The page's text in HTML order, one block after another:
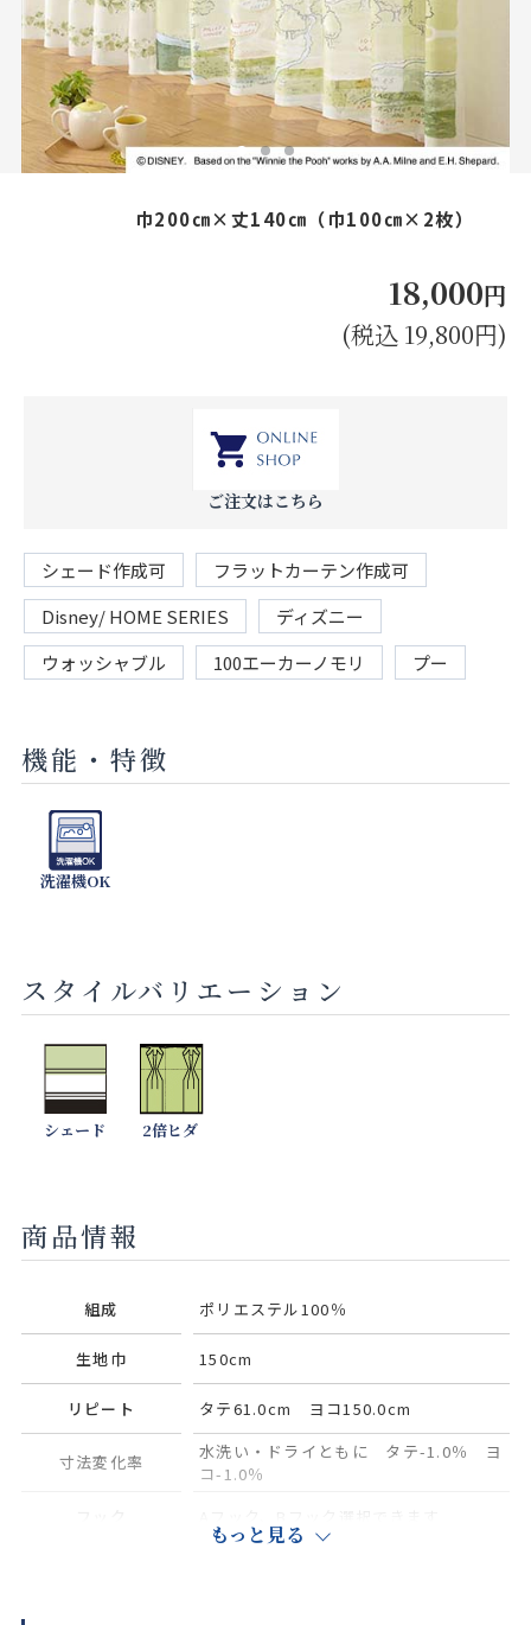
お見積り来店予約はこちら
法人のお客様へ
巾200㎝×丈140㎝（巾100㎝×2枚）
18,000円
(税込 19,800円)
ご注文はこちら
シェード作成可
フラットカーテン作成可
Disney/ HOME SERIES
ディズニー
ウォッシャブル
100エーカーノモリ プー
機能・特徴
洗濯機OK
スタイルバリエーション
シェード 2倍ヒダ
商品情報
組成 ポリエステル100％
生地巾 150cm
リピート タテ61.0cm ヨコ150.0cm
寸法変化率
水洗い・ドライともに タテ-1.0％ ヨ
コ-1.0％
もっと見る